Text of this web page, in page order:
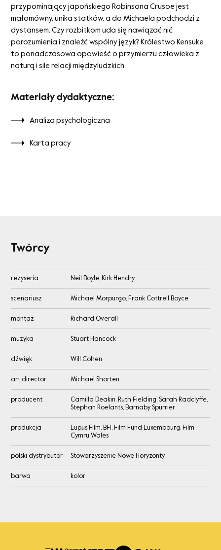
przypominający japońskiego Robinsona Crusoe jest
małomówny, unika statków, a do Michaela podchodzi z
dystansem. Czy rozbitkom uda się nawiązać nić
porozumienia i znaleźć wspólny język? Królestwo Kensuke
to ponadczasowa opowieść o przymierzu człowieka z
naturą i sile relacji międzyludzkich.
Materiały dydaktyczne:
Analiza psychologiczna
Karta pracy
Twórcy
reżyseria Neil Boyle, Kirk Hendry
scenariusz Michael Morpurgo, Frank Cottrell Boyce
montaż Richard Overall
muzyka Stuart Hancock
dźwięk Will Cohen
art director Michael Shorten
producent
Camilla Deakin, Ruth Fielding, Sarah Radclyffe,
Stephan Roelants, Barnaby Spurrier
produkcja
Lupus Film, BFI, Film Fund Luxembourg, Film
Cymru Wales
polski dystrybutor Stowarzyszenie Nowe Horyzonty
barwa kolor